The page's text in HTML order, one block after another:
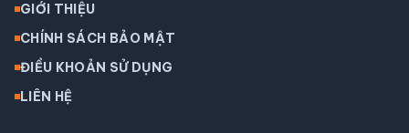
GIỚI THIỆU
CHÍNH SÁCH BẢO MẬT
ĐIỀU KHOẢN SỬ DỤNG
LIÊN HỆ